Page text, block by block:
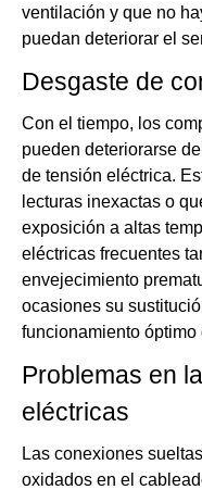
ventilación y que no
puedan deteriorar el
Desgaste de
Con el tiempo, los
pueden deteriorarse
de tensión eléctrica.
lecturas inexactas o
exposición a altas
eléctricas frecuentes
envejecimiento
ocasiones su
funcionamiento óptimo
Problemas en
eléctricas
Las conexiones
oxidados en el